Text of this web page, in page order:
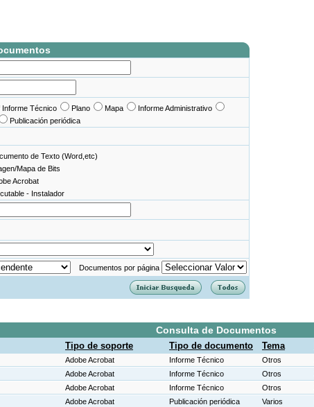
Informe Técnico Plano Mapa
Informe Administrativo
Publicación periódica
de Texto (Word,etc)
Mapa de Bits
Acrobat
- Instalador
Documentos por página
Consulta de Documentos
Tipo de soporte Tipo de documento Tema
Adobe Acrobat Informe Técnico Otros
Adobe Acrobat Informe Técnico Otros
Adobe Acrobat Informe Técnico Otros
Adobe Acrobat Publicación periódica Varios